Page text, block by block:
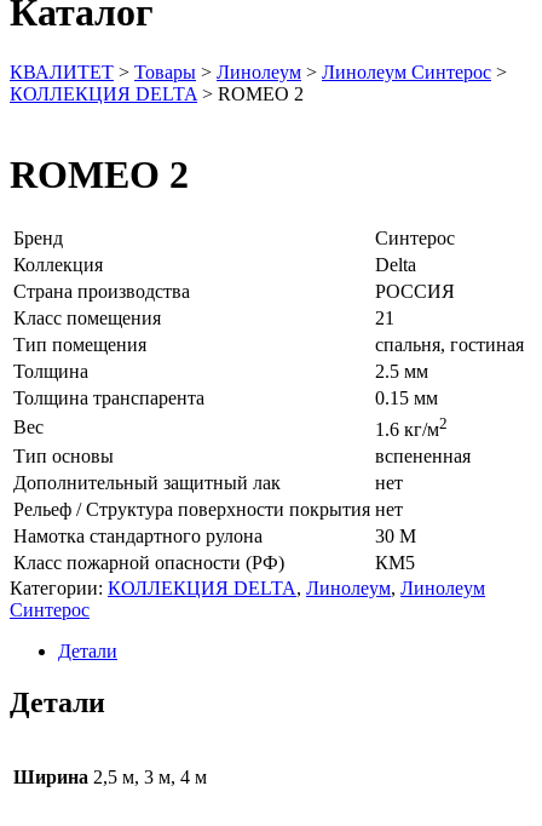
Каталог
КВАЛИТЕТ > Товары > Линолеум > Линолеум Синтерос >
КОЛЛЕКЦИЯ DELTA > ROMEO 2
ROMEO 2
Бренд
Синтерос
Коллекция
Delta
Страна производства
РОССИЯ
Класс помещения
21
Тип помещения
спальня, гостиная
Толщина
2.5 мм
Толщина транспарента
0.15 мм
Вес
1.6 кг/м2
Тип основы
вспененная
Дополнительный защитный лак
нет
Рельеф / Структура поверхности покрытия нет
Намотка стандартного рулона
30 М
Класс пожарной опасности (РФ)
КМ5
Категории: КОЛЛЕКЦИЯ DELTA, Линолеум, Линолеум
Синтерос
Детали
Детали
Ширина 2,5 м, 3 м, 4 м